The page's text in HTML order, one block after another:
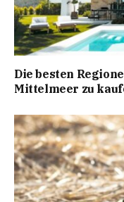
Die besten
Mittelmeer zu